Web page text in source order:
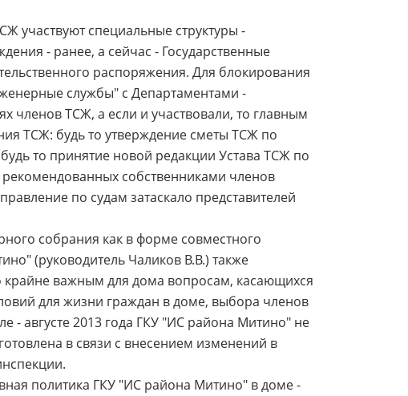
участвуют специальные структуры -
- ранее, а сейчас - Государственные
распоряжения. Для блокирования
службы" с Департаментами -
членов ТСЖ, а если и участвовали, то главным
ТСЖ: будь то утверждение сметы ТСЖ по
то принятие новой редакции Устава ТСЖ по
собственниками членов
по судам затаскало представителей
собрания как в форме совместного
(руководитель Чаликов В.В.) также
важным для дома вопросам, касающихся
для жизни граждан в доме, выбора членов
- августе 2013 года ГКУ "ИС района Митино" не
в связи с внесением изменений в
политика ГКУ "ИС района Митино" в доме -